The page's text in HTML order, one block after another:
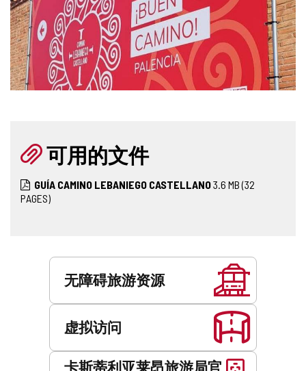
可用的文件
GUÍA CAMINO LEBANIEGO CASTELLANO3.6 MB(32
PAGES)
无障碍旅游资源
虚拟访问
卡斯蒂利亚莱昂旅游局官